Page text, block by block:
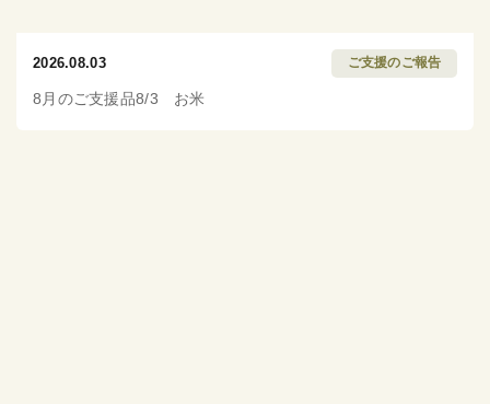
2026.08.03 ご支援のご報告
8月のご支援品8/3 お米